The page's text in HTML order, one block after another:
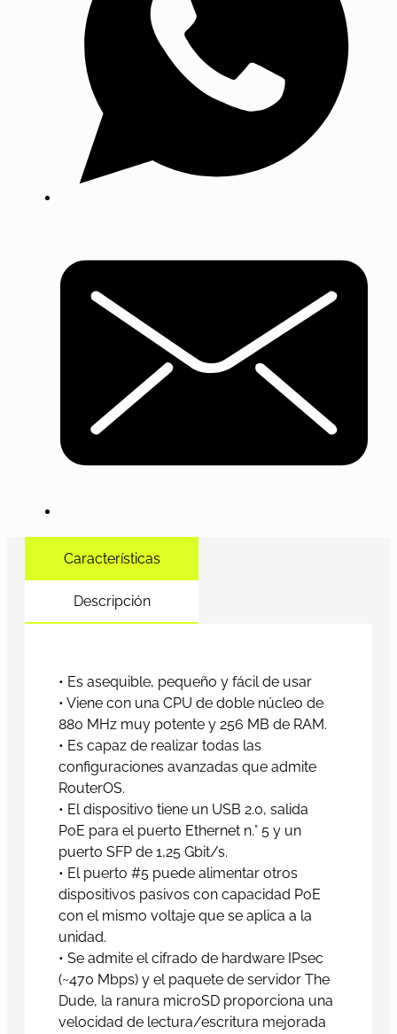
Características
Descripción
• Es asequible, pequeño y fácil de usar
• Viene con una CPU de doble núcleo de
880 MHz muy potente y 256 MB de RAM.
• Es capaz de realizar todas las
configuraciones avanzadas que admite
RouterOS.
• El dispositivo tiene un USB 2.0, salida
PoE para el puerto Ethernet n.° 5 y un
puerto SFP de 1,25 Gbit/s.
• El puerto #5 puede alimentar otros
dispositivos pasivos con capacidad PoE
con el mismo voltaje que se aplica a la
unidad.
• Se admite el cifrado de hardware IPsec
(~470 Mbps) y el paquete de servidor The
Dude, la ranura microSD proporciona una
velocidad de lectura/escritura mejorada